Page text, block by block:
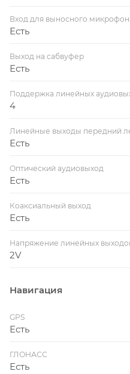
Вход для выносного
Есть
Выход на сабвуфер
Есть
Поддержка линейных
4
Линейные выходы передний
Есть
Оптический аудиовыход
Есть
Коаксиальный выход
Есть
Напряжение линейных
2V
Навигация
GPS
Есть
ГЛОНАСС
Есть